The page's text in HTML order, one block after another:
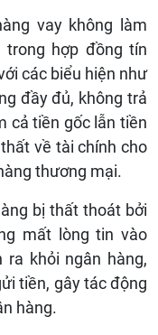
vay không làm
trong hợp đồng tín
các biểu hiện như
đầy đủ, không trả
cả tiền gốc lẫn tiền
về tài chính cho
thương mại.
bị thất thoát bởi
mất lòng tin vào
khỏi ngân hàng,
tiền, gây tác động
hàng.